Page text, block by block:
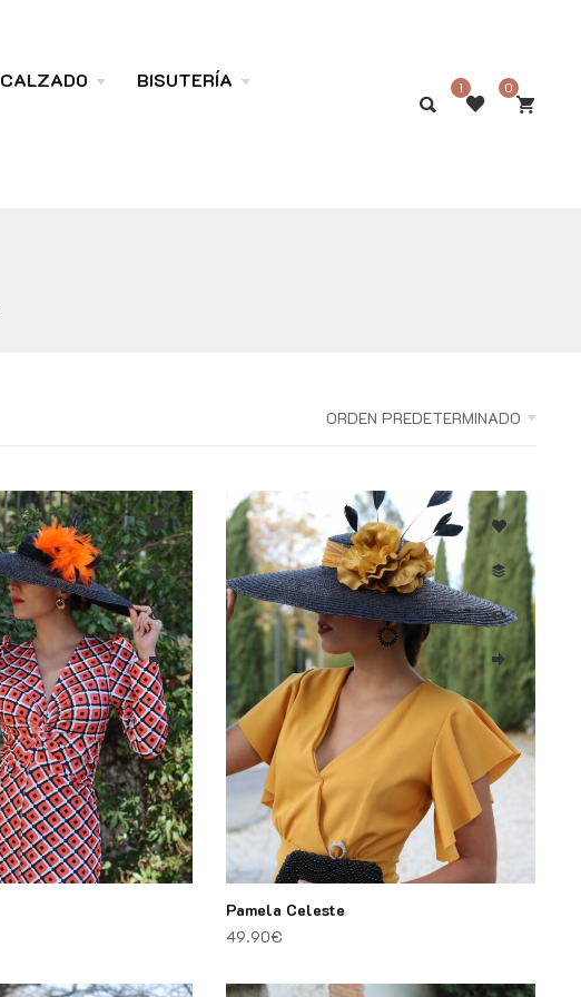
CALZADO BISUTERÍA 1 0
ORDEN PREDETERMINADO
Pamela Celeste
49.90€